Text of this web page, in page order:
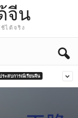
จีน
ได้จริง
ระสบการณ์เรียนจีน